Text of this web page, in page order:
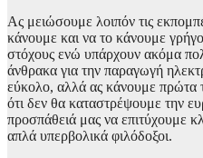
Ας μειώσουμε λοιπόν τις
κάνουμε και να το κάνουμε
στόχους ενώ υπάρχουν ακόμα
άνθρακα για την παραγωγή
εύκολο, αλλά ας κάνουμε πρώτα
ότι δεν θα καταστρέψουμε την
προσπάθειά μας να επιτύχουμε
απλά υπερβολικά φιλόδοξοι.